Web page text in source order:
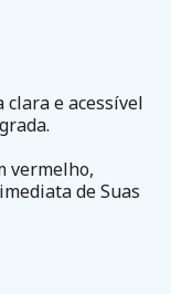
clara e acessível
vermelho,
de Suas